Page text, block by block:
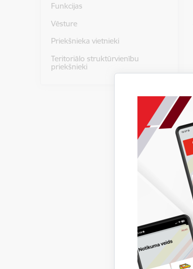
Funkcijas
Vēsture
Priekšnieka vietnieki
Teritoriālo struktūrvienību
priekšnieki